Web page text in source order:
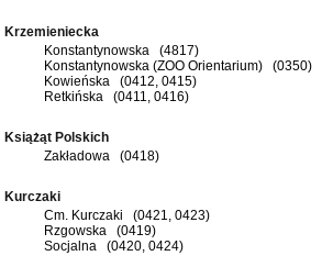
Krzemieniecka
Konstantynowska (4817)
Konstantynowska (ZOO Orientarium) (0350)
Kowieńska (0412, 0415)
Retkińska (0411, 0416)
Książąt Polskich
Zakładowa (0418)
Kurczaki
Cm. Kurczaki (0421, 0423)
Rzgowska (0419)
Socjalna (0420, 0424)